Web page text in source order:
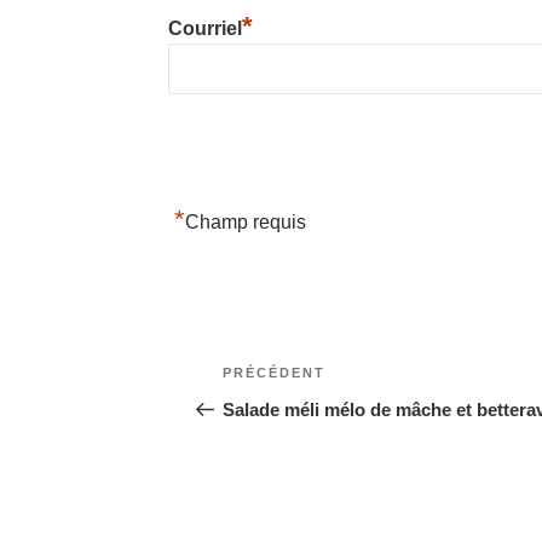
Courriel*
*Champ requis
Navigation
Article
précédent
PRÉCÉDENT
Salade méli mélo de mâche et